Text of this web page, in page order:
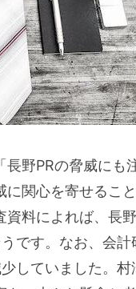
野PRの脅威にも
関心を寄せるこ
料によれば、長
です。なお、会
していました。